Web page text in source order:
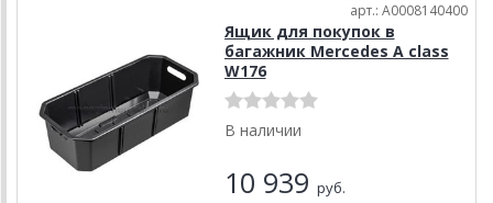
арт.: A0008140400
Ящик для покупок в
багажник Mercedes A class
W176
В наличии
10 939 руб.